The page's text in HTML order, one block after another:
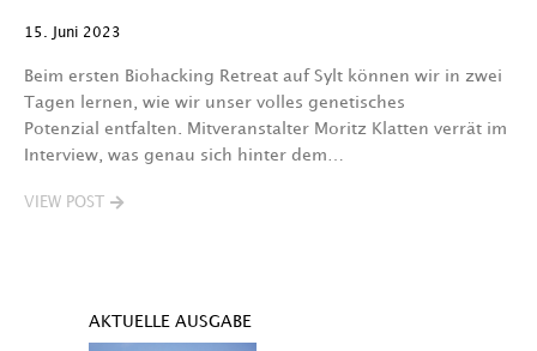
15. Juni 2023
Beim ersten Biohacking Retreat auf Sylt können wir in zwei
Tagen lernen, wie wir unser volles genetisches
Potenzial entfalten. Mitveranstalter Moritz Klatten verrät im
Interview, was genau sich hinter dem…
VIEW POST
AKTUELLE AUSGABE